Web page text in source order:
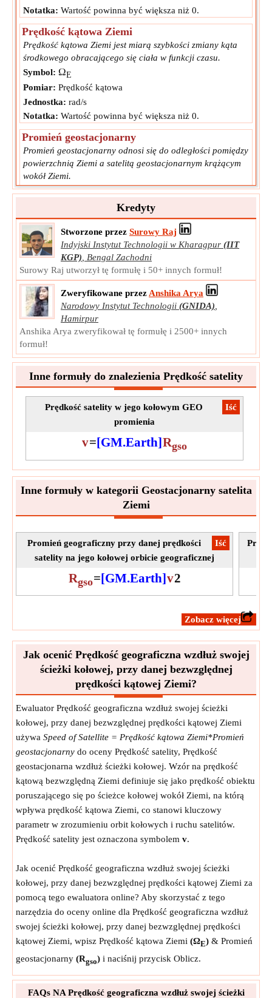
Notatka: Wartość powinna być większa niż 0.
Prędkość kątowa Ziemi
Prędkość kątowa Ziemi jest miarą szybkości zmiany kąta
środkowego obracającego się ciała w funkcji czasu.
Symbol: ΩE
Pomiar: Prędkość kątowa
Jednostka: rad/s
Notatka: Wartość powinna być większa niż 0.
Promień geostacjonarny
Promień geostacjonarny odnosi się do odległości pomiędzy
powierzchnią Ziemi a satelitą geostacjonarnym krążącym
wokół Ziemi.
Symbol: Rgso
Jednostka:km
Notatka:
Wartość powinna być większa niż 6371.
Kredyty
Stworzone przez Surowy Raj
Indyjski Instytut Technologii w Kharagpur (IIT
KGP), Bengal Zachodni
Surowy Raj utworzył tę formułę i 50+ innych formuł!
Zweryfikowane przezAnshika Arya
Narodowy Instytut Technologii (GNIDA),
Hamirpur
Anshika Arya zweryfikował tę formułę i 2500+ innych
formuł!
Inne formuły do znalezienia Prędkość satelity
​Iść
Prędkość satelity w jego kołowym GEO
promienia
v=[GM.Earth]Rgso
Inne formuły w kategorii Geostacjonarny satelita
Ziemi
​Iść
Promień geograficzny przy danej prędkości
satelity na jego kołowej orbicie geograficznej
Rgso=[GM.Earth]v2
​Zobacz więcej
Jak ocenić Prędkość geograficzna wzdłuż swojej
ścieżki kołowej, przy danej bezwzględnej
prędkości kątowej Ziemi?
Ewaluator Prędkość geograficzna wzdłuż swojej ścieżki
kołowej, przy danej bezwzględnej prędkości kątowej Ziemi
używa Speed of Satellite = Prędkość kątowa Ziemi*Promień
geostacjonarny do oceny Prędkość satelity, Prędkość
geostacjonarna wzdłuż ścieżki kołowej. Wzór na prędkość
kątową bezwzględną Ziemi definiuje się jako prędkość obiektu
poruszającego się po ścieżce kołowej wokół Ziemi, na którą
wpływa prędkość kątowa Ziemi, co stanowi kluczowy
parametr w zrozumieniu orbit kołowych i ruchu satelitów.
Prędkość satelity jest oznaczona symbolem v.
Jak ocenić Prędkość geograficzna wzdłuż swojej ścieżki
kołowej, przy danej bezwzględnej prędkości kątowej Ziemi za
pomocą tego ewaluatora online? Aby skorzystać z tego
narzędzia do oceny online dla Prędkość geograficzna wzdłuż
swojej ścieżki kołowej, przy danej bezwzględnej prędkości
kątowej Ziemi, wpisz Prędkość kątowa Ziemi (ΩE) & Promień
geostacjonarny (Rgso) i naciśnij przycisk Oblicz.
FAQs NA Prędkość geograficzna wzdłuż swojej ścieżki